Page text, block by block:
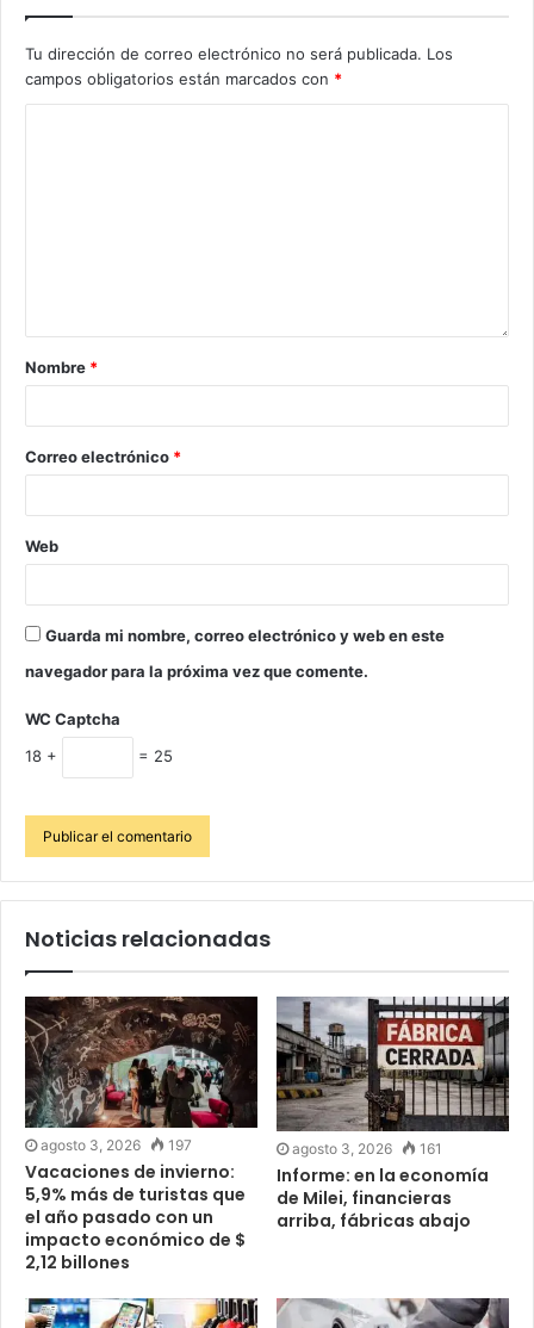
Tu dirección de correo electrónico no será publicada. Los
campos obligatorios están marcados con *
Nombre *
Correo electrónico *
Web
Guarda mi nombre, correo electrónico y web en este
navegador para la próxima vez que comente.
WC Captcha
18 +
= 25
Noticias relacionadas
agosto 3, 2026 197
Vacaciones de invierno:
5,9% más de turistas que
el año pasado con un
impacto económico de $
2,12 billones
agosto 3, 2026 161
Informe: en la economía
de Milei, financieras
arriba, fábricas abajo